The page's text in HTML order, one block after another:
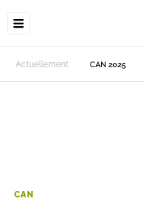
Actuellement CAN 2025
CAN